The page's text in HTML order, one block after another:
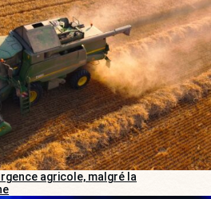
agricole, malgré la